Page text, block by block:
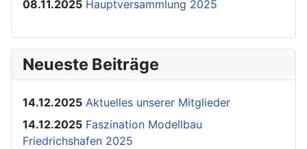
08.11.2025 Hauptversammlung 2025
Neueste Beiträge
14.12.2025 Aktuelles unserer Mitglieder
14.12.2025 Faszination Modellbau
Friedrichshafen 2025